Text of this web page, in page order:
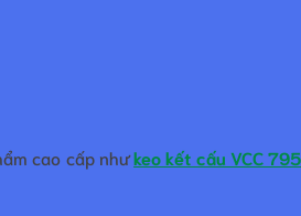
cao cấp nhưkeo kết cấu VCC 795